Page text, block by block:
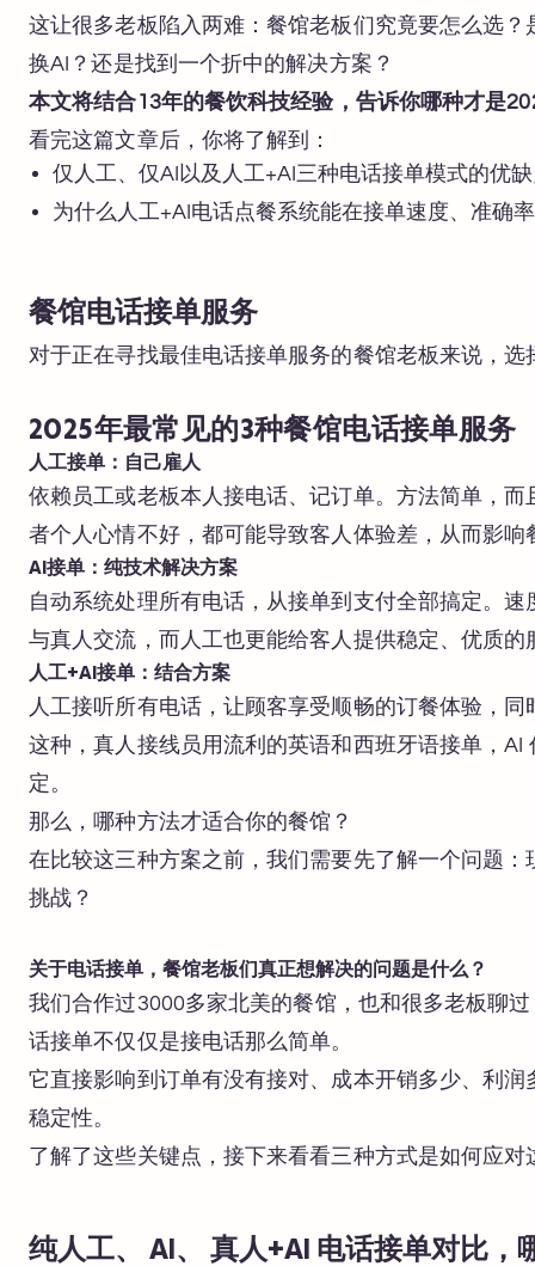
这让很多老板陷入两难：餐馆老板们究竟要怎么选
换AI？还是找到一个折中的解决方案？
本文将结合13年的餐饮科技经验，告诉你哪种才是
看完这篇文章后，你将了解到：
仅人工、仅AI以及人工+AI三种电话接单模式的优
为什么人工+AI电话点餐系统能在接单速度、准确
餐馆电话接单服务
对于正在寻找最佳电话接单服务的餐馆老板来说，
2025年最常见的3种餐馆电话接单服务
人工接单：自己雇人
依赖员工或老板本人接电话、记订单。方法简单，
者个人心情不好，都可能导致客人体验差，从而影响
AI接单：纯技术解决方案
自动系统处理所有电话，从接单到支付全部搞定。
与真人交流，而人工也更能给客人提供稳定、优质的
人工+AI接单：结合方案
人工接听所有电话，让顾客享受顺畅的订餐体验，
这种，真人接线员用流利的英语和西班牙语接单，
定。
那么，哪种方法才适合你的餐馆？
在比较这三种方案之前，我们需要先了解一个问题
挑战？
关于电话接单，餐馆老板们真正想解决的问题是什么？
我们合作过3000多家北美的餐馆，也和很多老板聊
话接单不仅仅是接电话那么简单。
它直接影响到订单有没有接对、成本开销多少、利
稳定性。
了解了这些关键点，接下来看看三种方式是如何应对
纯人工、 AI、 真人+AI 电话接单对比，